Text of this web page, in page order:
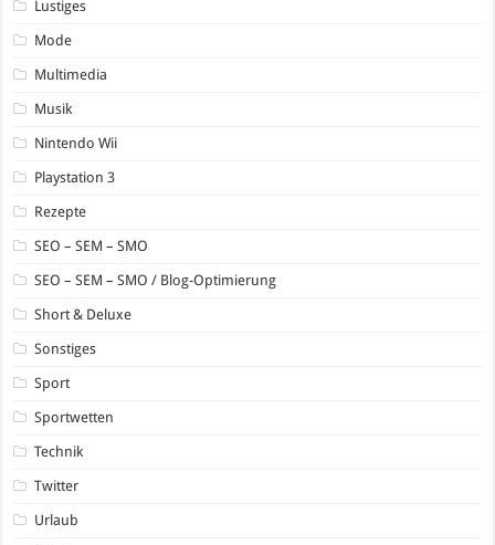
Lustiges
Mode
Multimedia
Musik
Nintendo Wii
Playstation 3
Rezepte
SEO – SEM – SMO
SEO – SEM – SMO / Blog-Optimierung
Short & Deluxe
Sonstiges
Sport
Sportwetten
Technik
Twitter
Urlaub